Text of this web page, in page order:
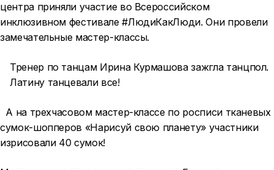
центра приняли участие во Всероссийском
инклюзивном фестивале #ЛюдиКакЛюди. Они провели
замечательные мастер-классы.
Тренер по танцам Ирина Курмашова зажгла танцпол.
Латину танцевали все!
А на трехчасовом мастер-классе по росписи тканевых
сумок-шопперов «Нарисуй свою планету» участники
изрисовали 40 сумок!